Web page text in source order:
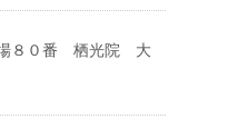
８０番 栖光院 大